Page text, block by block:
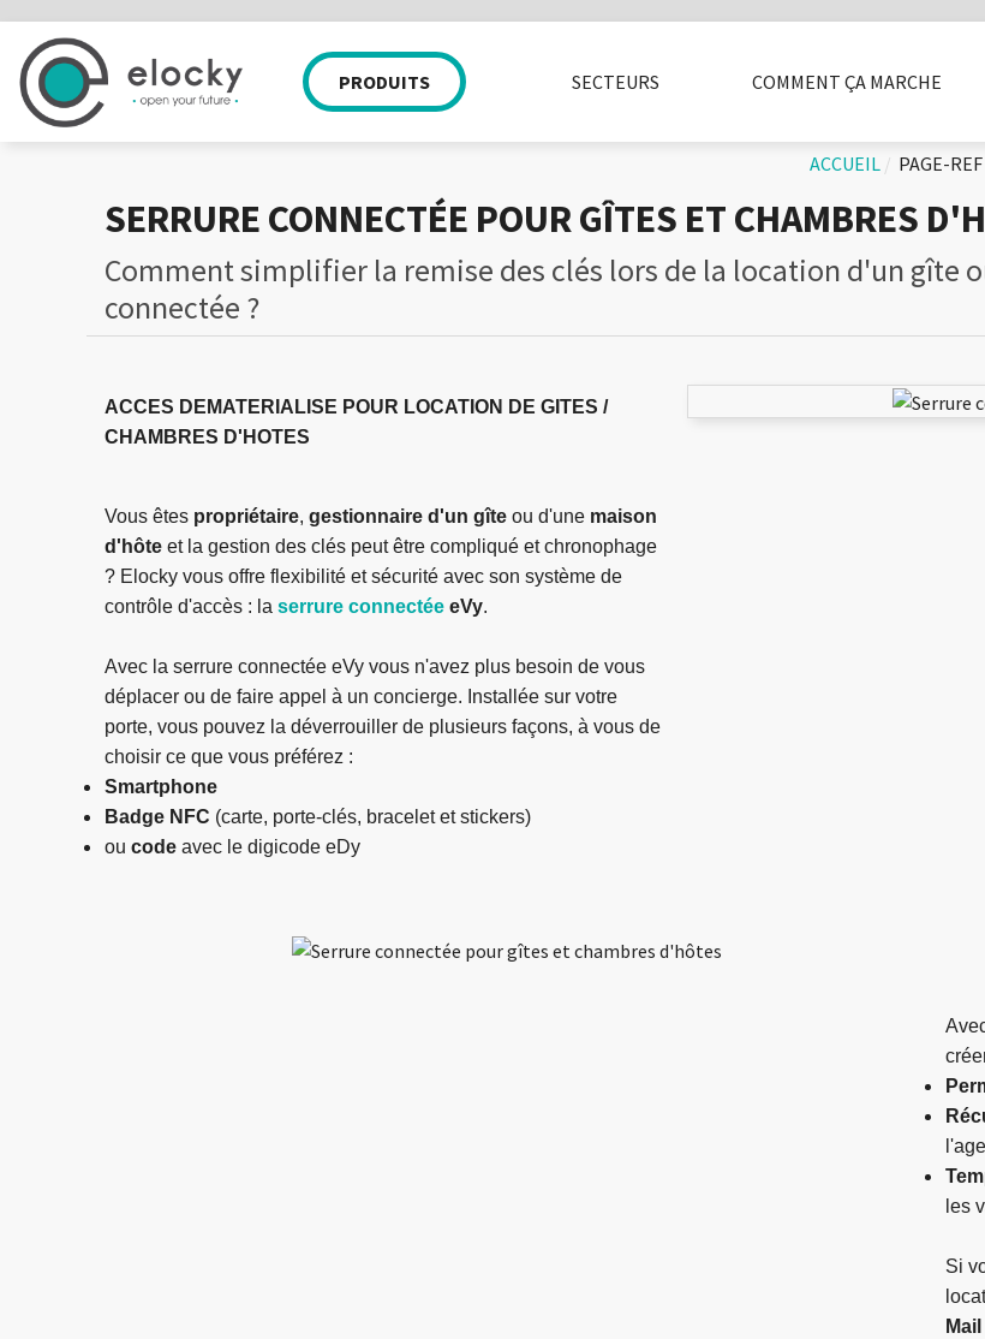
PRODUITS
ACCESSOIRES
SECTEURS
ENTREPRISE
COMMENT ÇA MARCHE
FAQ
PRESSE
ACCUEIL PAGE-REF
SERRURE CONNECTÉE POUR GÎTES ET CHAMBRES
Comment simplifier la remise des clés lors de la location d'un gîte
connectée ?
ACCES DEMATERIALISE POUR LOCATION DE GITES /
CHAMBRES D'HOTES
Vous êtes propriétaire, gestionnaire d'un gîte ou d'une maison
d'hôte et la gestion des clés peut être compliqué et chronophage
? Elocky vous offre flexibilité et sécurité avec son système de
contrôle d'accès : la serrure connectée eVy.
Avec la serrure connectée eVy vous n'avez plus besoin de vous
déplacer ou de faire appel à un concierge. Installée sur votre
porte, vous pouvez la déverrouiller de plusieurs façons, à vous de
choisir ce que vous préférez :
Smartphone
Badge NFC (carte, porte-clés, bracelet et stickers)
ou code avec le digicode eDy
les
Si
Mail